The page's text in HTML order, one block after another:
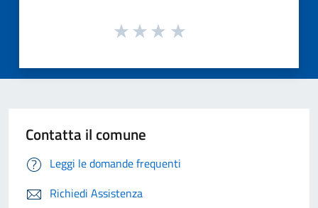
Contatta il comune
Leggi le domande frequenti
Richiedi Assistenza